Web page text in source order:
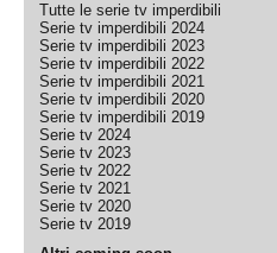
Tutte le serie tv imperdibili
Serie tv imperdibili 2024
Serie tv imperdibili 2023
Serie tv imperdibili 2022
Serie tv imperdibili 2021
Serie tv imperdibili 2020
Serie tv imperdibili 2019
Serie tv 2024
Serie tv 2023
Serie tv 2022
Serie tv 2021
Serie tv 2020
Serie tv 2019